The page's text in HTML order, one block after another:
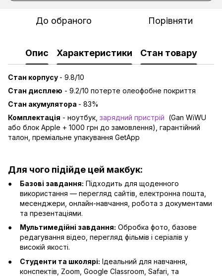
До обраного Порівняти
Опис Характеристики Стан товару
Стан корпусу - 9.8/10
Стан дисплею - 9.2/10 потерте олеофобне покриття
Стан акумулятора - 83%
Комплектація - ноутбук, зарядний пристрій (Gan WiWU
або блок Apple + 1000 грн до замовлення), гарантійний
талон, преміальне упакування GetApp
Для чого підійде цей макбук:
Базові завдання: Підходить для щоденного
використання — перегляд сайтів, електронна пошта,
месенджери, онлайн-навчання, робота з документами
та презентаціями.
Мультимедійні завдання: Обробка фото, базове
редагування відео, перегляд фільмів і серіалів у
високій якості.
Студенти та школярі: Ідеальний для навчання,
конспектів, Zoom, Google Classroom, Safari, та